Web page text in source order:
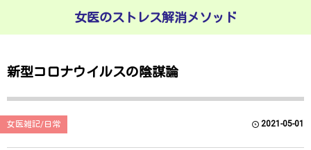
女医のストレス解消メソッド
新型コロナウイルスの陰謀論
女医雑記/日常 2021-05-01